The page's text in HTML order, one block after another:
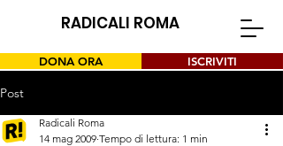
RADICALI ROMA
DONA ORA ISCRIVITI
Post
Radicali Roma
14 mag 2009 Tempo di lettura: 1 min